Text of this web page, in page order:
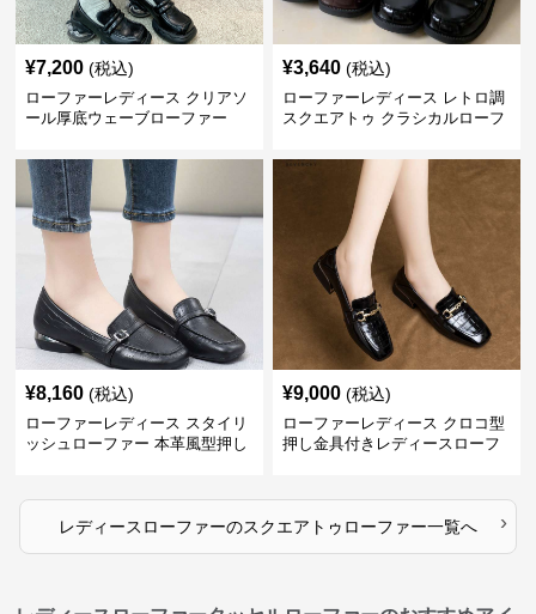
¥7,200 (税込)
ローファーレディース クリアソ
ール厚底ウェーブローファー
¥3,640 (税込)
ローファーレディース レトロ調
スクエアトゥ クラシカルローフ
¥8,160 (税込)
ローファーレディース スタイリ
ッシュローファー 本革風型押し
¥9,000 (税込)
ローファーレディース クロコ型
押し金具付きレディースローフ
レディースローファーのスクエアトゥローファー一覧へ ›